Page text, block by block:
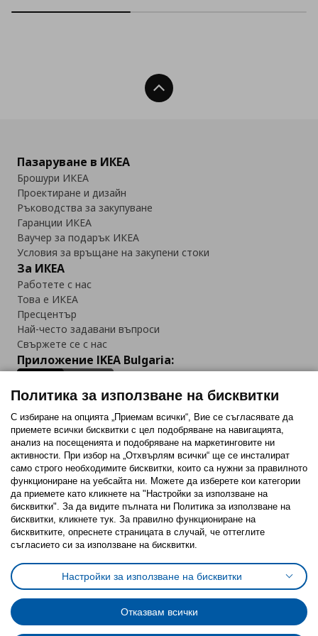
Нагоре
Пазаруване в ИКЕА
Брошури ИКЕА
Проектиране и дизайн
Ръководства за закупуване
Гаранции ИКЕА
Ваучер за подарък ИКЕА
Условия за връщане на закупени стоки
За ИКЕА
Работете с нас
Това е ИКЕА
Пресцентър
Най-често задавани въпроси
Свържете се с нас
Приложение IKEA Bulgaria:
Последвайте ни:
FacebookTwitterYoutubePinterestInstagram
Политика за използване на бисквитки (Cookies)
Избор на настройки за използване на бисквитки
Условия за ползване на ikea.bgОбща политика за личните данни
Политика за защита на личните данни на ikea.bg
Общи условия на програма IKEA Family
Политика за защита на лични данни на програма IKEA Family
Политика за използване на бисквитки
С избиране на опцията „Приемам всички“, Вие се съгласявате да
приемете всички бисквитки с цел подобряване на навигацията,
анализ на посещенията и подобряване на маркетинговите ни
активности. При избор на „Отхвърлям всички“ ще се инсталират
само строго необходимитe бисквитки, които са нужни за правилното
функциониране на уебсайта ни. Можете да изберете кои категории
да приемете като кликнете на "Настройки за използване на
бисквитки". За да видите пълната ни Политика за използване на
бисквитки, кликнете тук. За правилно функциониране на
бисквитките, опреснете страницата в случай, че оттеглите
съгласието си за използване на бисквитки.
Настройки за използване на бисквитки
Отказвам всички